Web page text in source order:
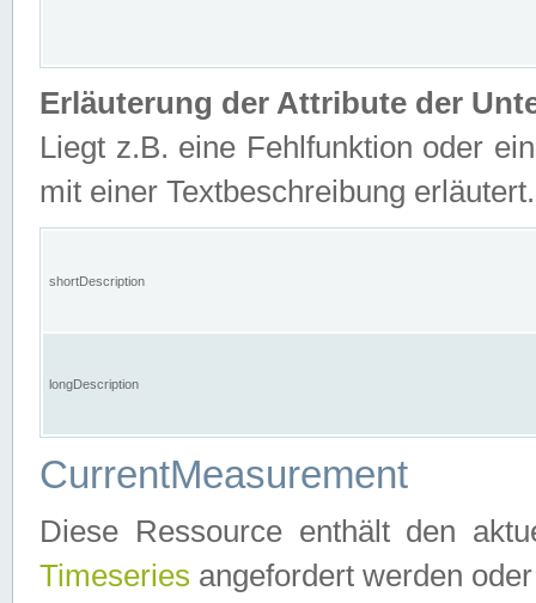
Erläuterung der Attribute der
Liegt z.B. eine Fehlfunktion oder
mit einer Textbeschreibung erläutert.
shortDescription
longDescription
CurrentMeasurement
Diese Ressource enthält den
Timeseries angefordert werden